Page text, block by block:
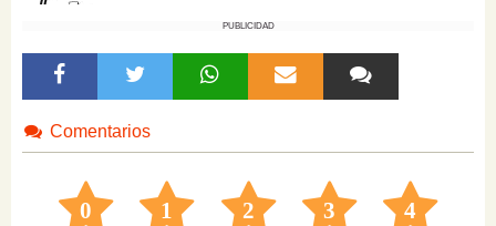
PUBLICIDAD
Comentarios
0 1 2 3 4